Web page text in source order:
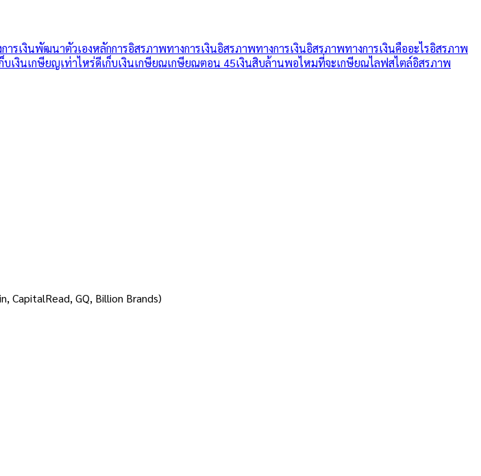
ารเงินพัฒนาตัวเองหลักการอิสรภาพทางการเงินอิสรภาพทางการเงินอิสรภาพทางการเงินคืออะไรอิสรภาพ
บเงินเกษียญเท่าไหร่ดีเก็บเงินเกษียณเกษียณตอน 45เงินสิบล้านพอไหมที่จะเกษียณไลฟสไตล์อิสรภาพ
CapitalRead, GQ, Billion Brands)